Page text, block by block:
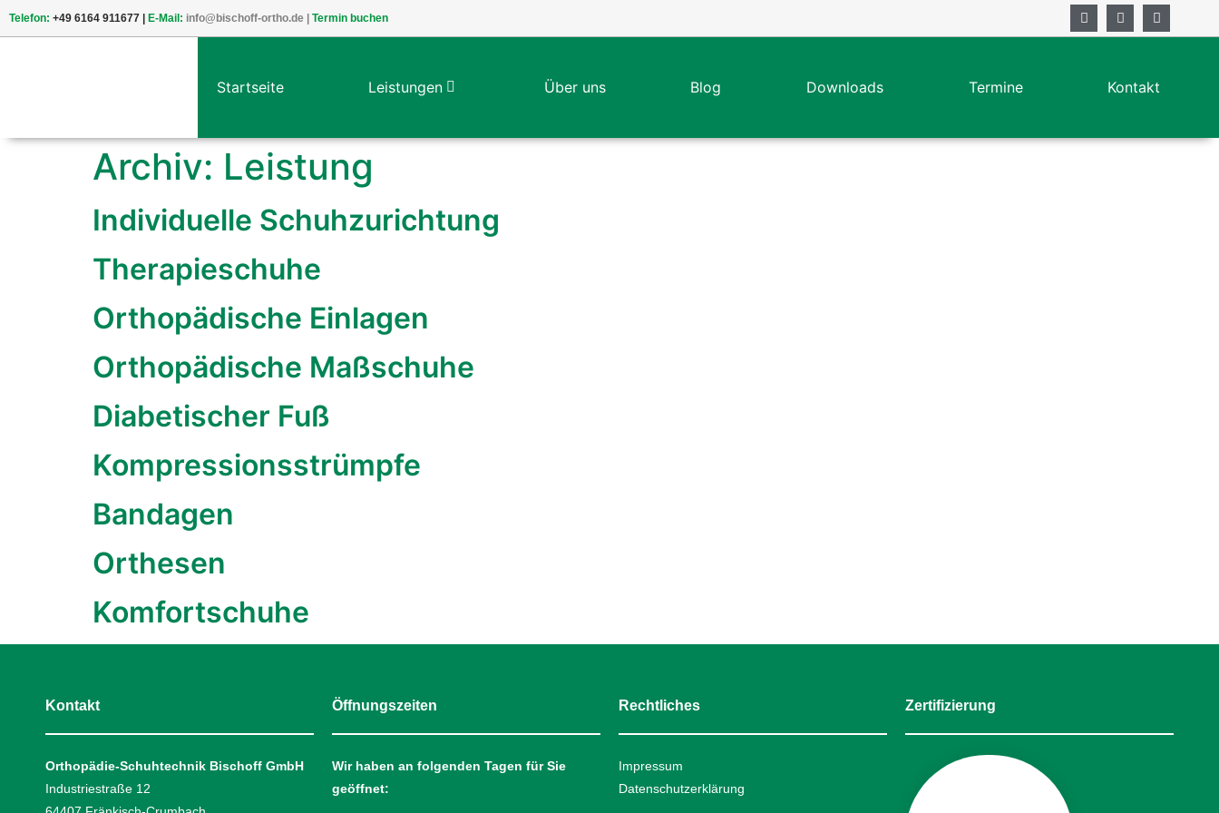
Telefon: +49 6164 911677 | E-Mail: info@bischoff-ortho.de | Termin buchen
Startseite Leistungen Über uns Blog Downloads Termine Kontakt
Archiv: Leistung
Individuelle Schuhzurichtung
Therapieschuhe
Orthopädische Einlagen
Orthopädische Maßschuhe
Diabetischer Fuß
Kompressionsstrümpfe
Bandagen
Orthesen
Komfortschuhe
Kontakt
Orthopädie-Schuhtechnik Bischoff GmbH
Industriestraße 12
Öffnungszeiten
Wir haben an folgenden Tagen für Sie
geöffnet:
Rechtliches
Impressum
Datenschutzerklärung
Zertifizierung